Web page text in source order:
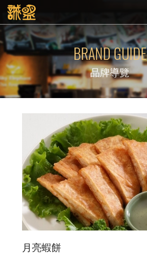
BRAND GUIDE
品牌導覽
月亮蝦餅